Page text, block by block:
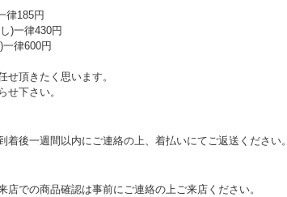
律185円
)一律430円
律600円
頂きたく思います。
せ下さい。
後一週間以内にご連絡の上、着払いにてご返送ください。
での商品確認は事前にご連絡の上ご来店ください。